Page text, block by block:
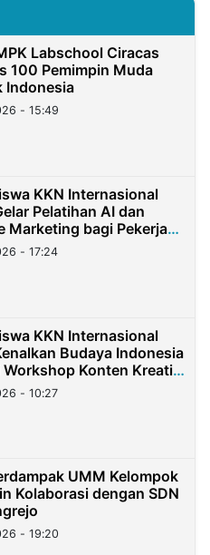
Labschool Ciracas
100 Pemimpin Muda
Indonesia
- 15:49
KKN Internasional
Pelatihan AI dan
Marketing bagi Pekerja
di Taiwan
- 17:24
KKN Internasional
Budaya Indonesia
Workshop Konten Kreatif
- 10:27
UMM Kelompok
Kolaborasi dengan SDN
- 19:20